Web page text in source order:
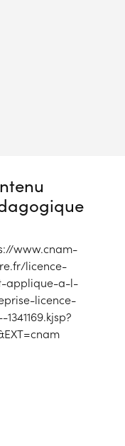
www.cnam-
licence-
applique-a-l-
licence-